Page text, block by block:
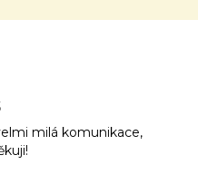
milá komunikace,